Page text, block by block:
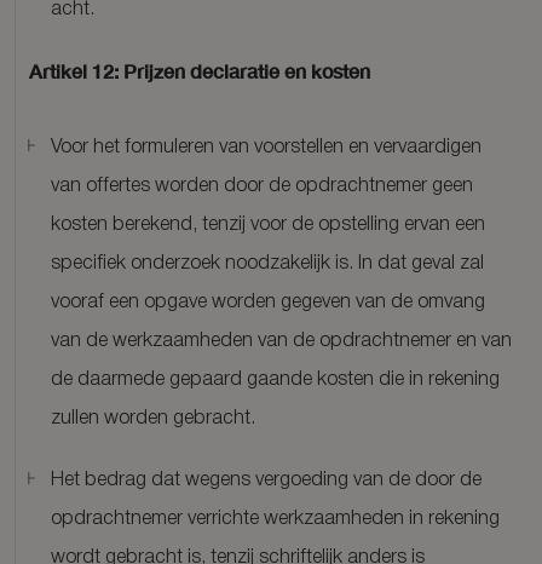
acht.
Artikel 12: Prijzen declaratie en kosten
Voor het formuleren van voorstellen en vervaardigen
van offertes worden door de opdrachtnemer geen
kosten berekend, tenzij voor de opstelling ervan een
specifiek onderzoek noodzakelijk is. In dat geval zal
vooraf een opgave worden gegeven van de omvang
van de werkzaamheden van de opdrachtnemer en van
de daarmede gepaard gaande kosten die in rekening
zullen worden gebracht.
Het bedrag dat wegens vergoeding van de door de
opdrachtnemer verrichte werkzaamheden in rekening
wordt gebracht is, tenzij schriftelijk anders is